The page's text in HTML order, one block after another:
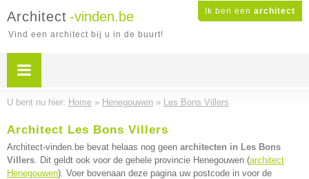
Ik ben een architect
Architect -vinden.be
Vind een architect bij u in de buurt!
U bent nu hier: Home » Henegouwen » Les Bons Villers
Architect Les Bons Villers
Architect-vinden.be bevat helaas nog geen architecten in Les Bons
Villers. Dit geldt ook voor de gehele provincie Henegouwen (architect
Henegouwen). Voer bovenaan deze pagina uw postcode in voor de